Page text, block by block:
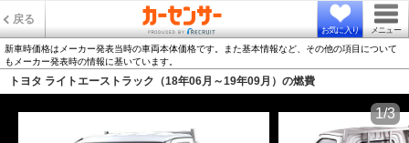
戻る
お気に入り メニュー
新車時価格はメーカー発表当時の車両本体価格です。また基本情報など、その他の項目について
もメーカー発表時の情報に基いています。
トヨタ ライトエーストラック（18年06月～19年09月）の燃費
1/3